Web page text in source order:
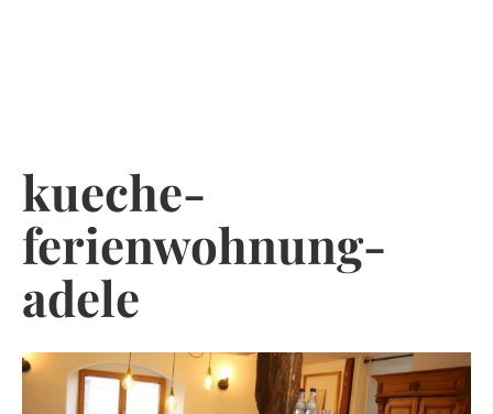
kueche-
ferienwohnung-
adele